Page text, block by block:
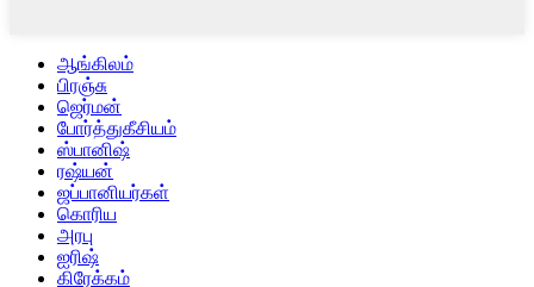
ஆங்கிலம்
பிரஞ்சு
ஜெர்மன்
போர்த்துகீசியம்
ஸ்பானிஷ்
ரஷ்யன்
ஜப்பானியர்கள்
கொரிய
அரபு
ஐரிஷ்
கிரேக்கம்